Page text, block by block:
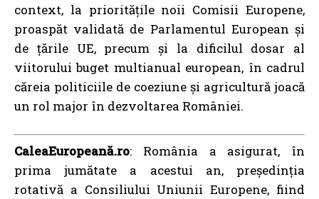
context, la prioritățile noii Comisii Europene,
proaspăt validată de Parlamentul European și
de țările UE, precum și la dificilul dosar al
viitorului buget multianual european, în cadrul
căreia politiciile de coeziune și agricultură joacă
un rol major în dezvoltarea României.
CaleaEuropeană.ro: România a asigurat, în
prima jumătate a acestui an, președinția
rotativă a Consiliului Uniunii Europene, fiind